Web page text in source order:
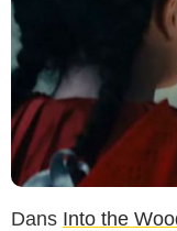
Dans Into the